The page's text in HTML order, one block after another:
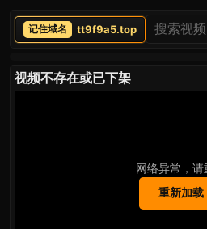
tt9f9a5.top
视频不存在或已下架
网络异常，请
重新加载